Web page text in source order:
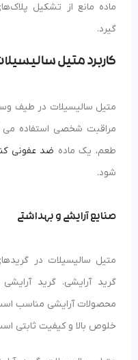
ماده مانع از تشکیل
گیرد.
کاربرد متیل
متیل سالیسیلات در طیف
مراقبت شخصی استفاده
طعم، یک ماده ضد عفونی
شود.
صنایع آرایشی و بهداشتی
متیل سالیسیلات در
گرید آرایشی. گرید
محصولات آرایشی مناسب
خلوص بالا و کیفیت ثابتی